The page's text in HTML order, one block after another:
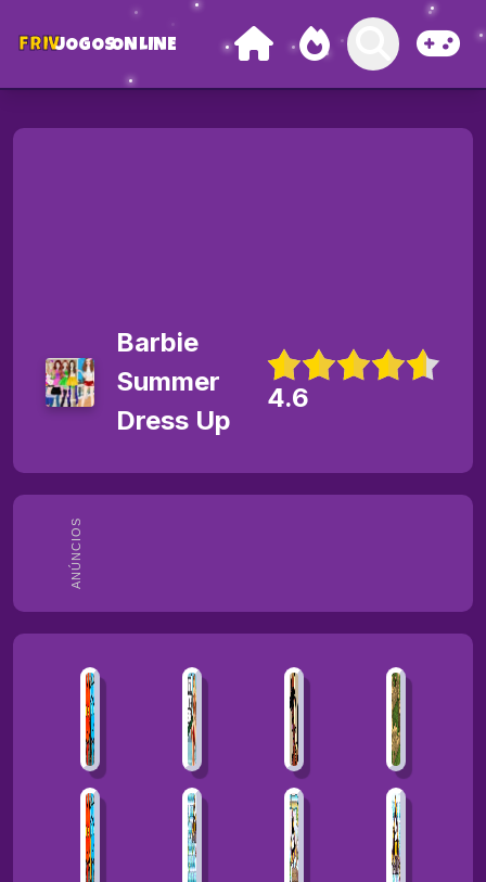
FRIVJOGOSONLINE
ANÚNCIOS
Barbie
Summer
Dress Up
4.6